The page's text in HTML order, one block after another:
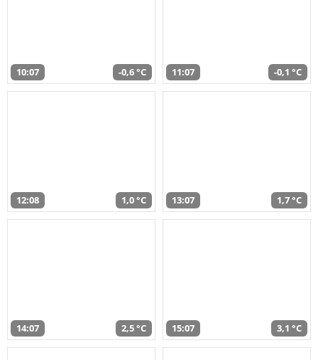
10:07 -0,6 °C 11:07 -0,1 °C
12:08 1,0 °C 13:07 1,7 °C
14:07 2,5 °C 15:07 3,1 °C